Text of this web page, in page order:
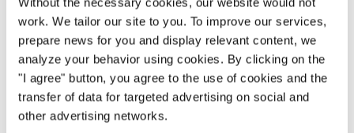
work. We tailor our site to you. To improve our services,
prepare news for you and display relevant content, we
analyze your behavior using cookies. By clicking on the
"I agree" button, you agree to the use of cookies and the
transfer of data for targeted advertising on social and
other advertising networks.
Laurus Nobilis Leaf Oil, Laurus Nobilis Leaf Oil*,
Mentha Piperita Oil, Olio di Mentha Piperita*, Olio di
foglie di Ocimum Sanctum, Olio di semi di Pimpinella
Anisum, Olio di foglie di Rosmarinus Officinalis,
Mentolo*, Olio di Cymbopogon Martini, Citrale*, Olio di
semi di Daucus Carota Sativa, Olio di resina di Styrax
Benzoin, Estratto di gemme di Castanea Sativa, Estratto